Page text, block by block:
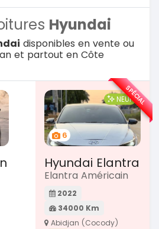
Hyundai
disponibles en vente ou
et partout en Côte
6
NEUF
Hyundai Elantra
Elantra Américain
2022
34000 Km
Abidjan (Cocody)
SPÉCIAL